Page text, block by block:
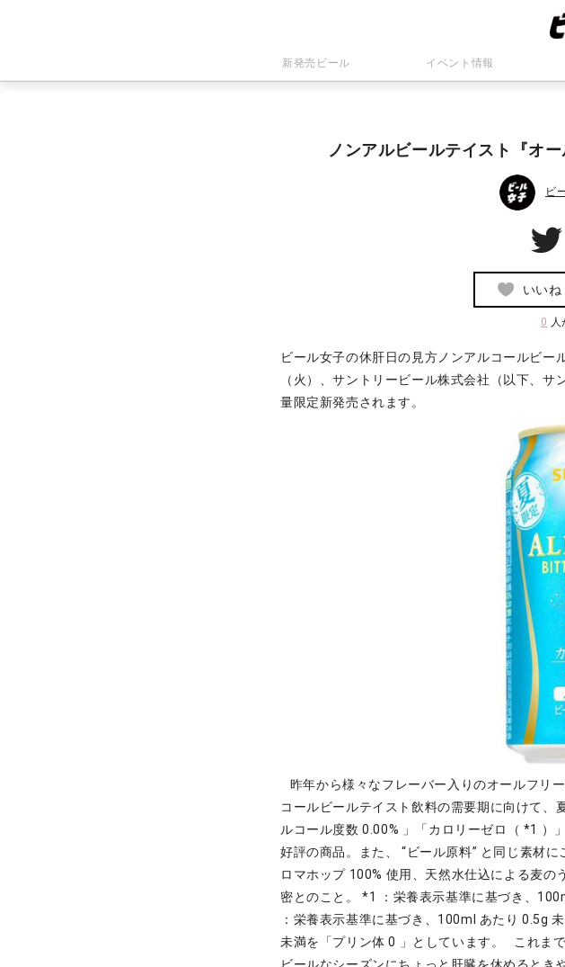
新発売ビール イベント情報
ノンアルビールテイスト『オ
ビ
いいね
0
ビール女子の休肝日の見方ノンアルコールビー
（火）、サントリービール株式会社（以下、
量限定新発売されます。
昨年から様々なフレーバー入りのオールフリ
コールビールテイスト飲料の需要期に向けて、
ルコール度数 0.00% 」「カロリーゼロ（ *1
好評の商品。また、 “ビール原料” と同じ素材
ロマホップ 100% 使用、天然水仕込による麦
密とのこと。 *1 ：栄養表示基準に基づき、
：栄養表示基準に基づき、100ml あたり 0.5g
未満を「プリン体 0 」としています。 これま
ビールなシーズンにちょっと肝臓を休めるとき